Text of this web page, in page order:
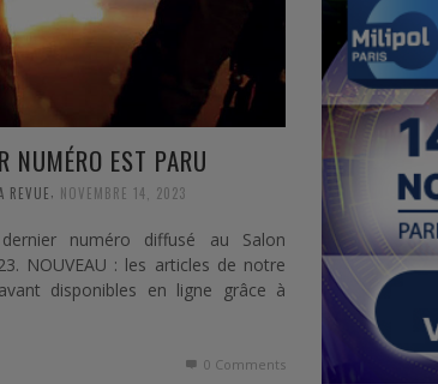
NUMÉRO EST PARU
REVUE NOVEMBRE 14, 2023
numéro diffusé au Salon
NOUVEAU : les articles de notre
disponibles en ligne grâce à
0 Comments